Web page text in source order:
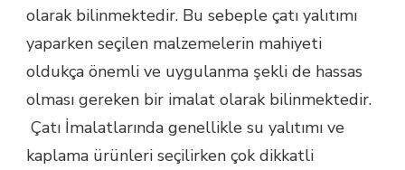
olarak bilinmektedir. Bu sebeple çatı yalıtımı
yaparken seçilen malzemelerin mahiyeti
oldukça önemli ve uygulanma şekli de hassas
olması gereken bir imalat olarak bilinmektedir.
Çatı İmalatlarında genellikle su yalıtımı ve
kaplama ürünleri seçilirken çok dikkatli